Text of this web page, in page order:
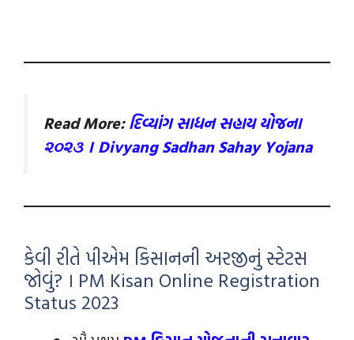
Read More: દિવ્યાંગ સાધન સહાય યોજના
૨૦૨૩ । Divyang Sadhan Sahay Yojana
કેવી રીતે પીએમ કિસાનની અરજીનું સ્ટેટસ
જોવું? । PM Kisan Online Registration
Status 2023